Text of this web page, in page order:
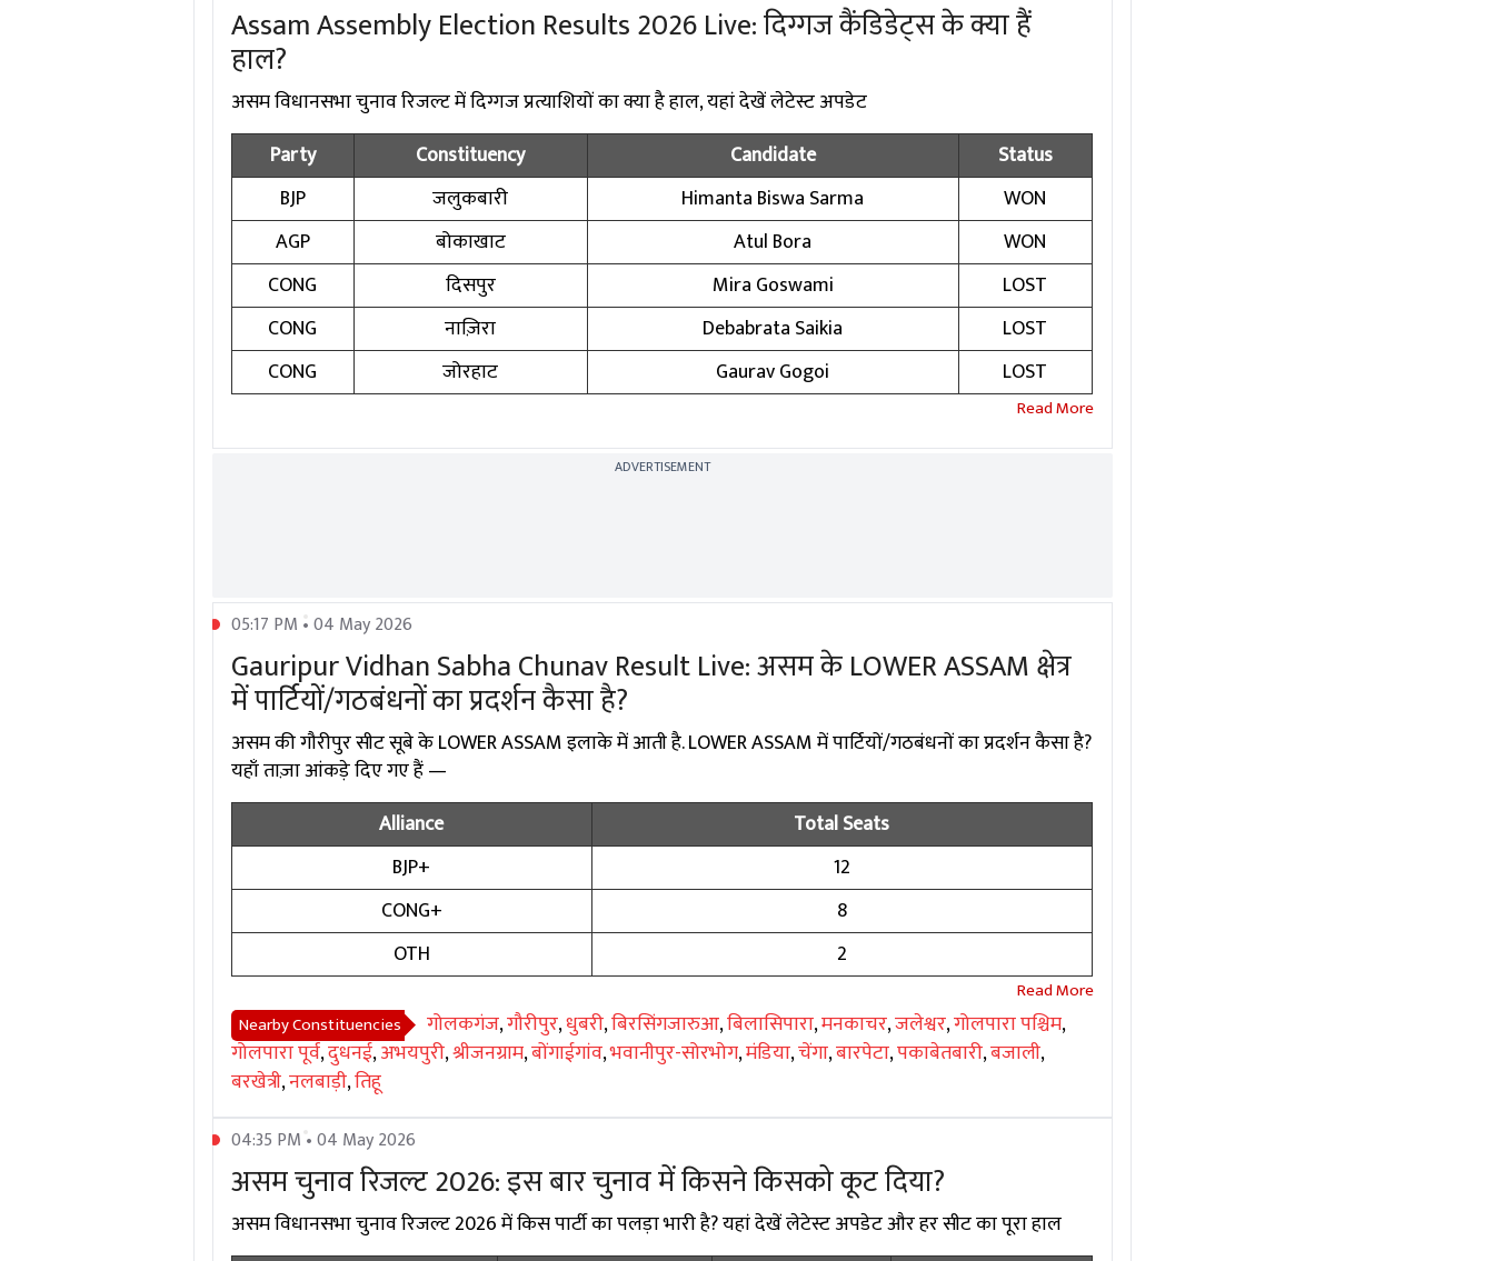
Assam Assembly Election Results 2026 Live: दिग्गज कैंडिडेट्स के क्या हैं
हाल?
असम विधानसभा चुनाव रिजल्ट में दिग्गज प्रत्याशियों का क्या है हाल, यहां देखें लेटेस्ट अपडेट
Party
Constituency Candidate
Status
BJP
जलुकबारी Himanta Biswa Sarma
WON
AGP
बोकाखाट Atul Bora
WON
CONG
दिसपुर Mira Goswami
LOST
CONG
नाज़िरा Debabrata Saikia
LOST
CONG
जोरहाट Gaurav Gogoi LOST
ADVERTISEMENT
05:17 PM • 04 May 2026
Gauripur Vidhan Sabha Chunav Result Live: असम के LOWER ASSAM क्षेत्र
में पार्टियों/गठबंधनों का प्रदर्शन कैसा है?
असम की गौरीपुर सीट सूबे के LOWER ASSAM इलाके में आती है. LOWER ASSAM में पार्टियों/गठबंधनों का प्रदर्शन कैसा है?
यहाँ ताज़ा आंकड़े दिए गए हैं —
Alliance
Total Seats
BJP+
12
CONG+
8
OTH
2
Nearby Constituencies गोलकगंज,गौरीपुर,धुबरी,बिरसिंगजारुआ,बिलासिपारा,मनकाचर,जलेश्वर,गोलपारा पश्चिम,
गोलपारा पूर्व,दुधनई,अभयपुरी,श्रीजनग्राम,बोंगाईगांव,भवानीपुर-सोरभोग,मंडिया,चेंगा,बारपेटा,पकाबेतबारी,बजाली,
बरखेत्री,नलबाड़ी,तिहू
04:35 PM • 04 May 2026
असम चुनाव रिजल्ट 2026: इस बार चुनाव में किसने किसको कूट दिया?
असम विधानसभा चुनाव रिजल्ट 2026 में किस पार्टी का पलड़ा भारी है? यहां देखें लेटेस्ट अपडेट और हर सीट का पूरा हाल